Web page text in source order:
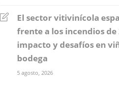
El sector vitivinícola
frente a los incendios de
impacto y desafíos en
bodega
5 agosto, 2026